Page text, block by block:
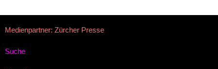
Medienpartner: Zürcher Presse
Suche